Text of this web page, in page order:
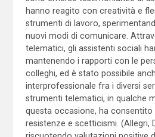
hanno reagito con creatività e
strumenti di lavoro,
nuovi modi di comunicare.
telematici, gli assistenti sociali
mantenendo i rapporti con le
colleghi, ed è stato possibile
interprofessionale fra i diversi
strumenti telematici, in qualche
questa occasione, ha consentito
resistenze e scetticismi. (Allegri,